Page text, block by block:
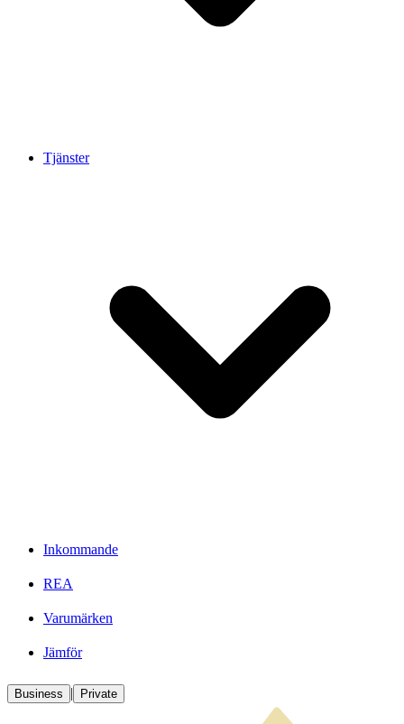
Tjänster
Inkommande
REA
Varumärken
Jämför
Business | Private